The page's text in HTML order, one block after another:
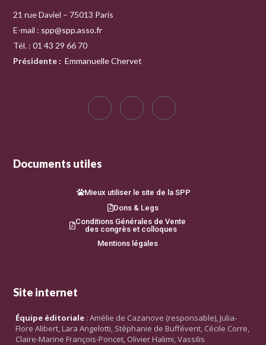
21 rue Daviel – 75013 Paris
E-mail : spp@spp.asso.fr
Tél. : 01 43 29 66 70
Présidente : Emmanuelle Chervet
Documents utiles
Mieux utiliser le site de la SPP
Dons & Legs
Conditions Générales de Vente
des congrès et colloques
Mentions légales
Site internet
Équipe éditoriale : Amélie de Cazanove (responsable), Julia-
Flore Alibert, Lara Angelotti, Stéphanie de Buffévent, Cécile Corre,
Claire-Marine François-Poncet, Olivier Halimi, Vassilis